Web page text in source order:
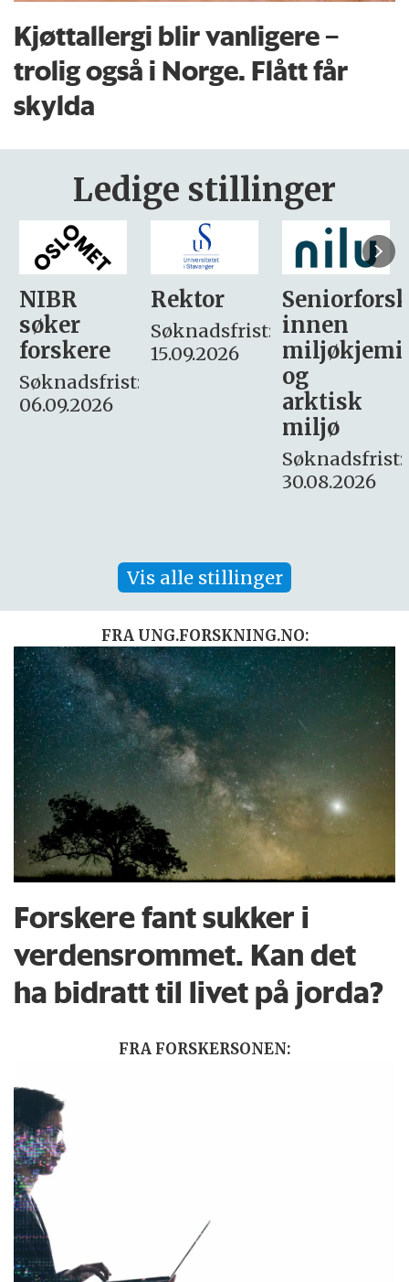
Kjøttallergi blir vanligere –
trolig også i Norge. Flått får
skylda
Ledige stillinger
Rektor
Søknadsfrist:
15.09.2026
Seniorforsker
innen
miljøkjemi
søker
– fast
Søknadsfrist:
16. august.
Vis alle stillinger
FRA UNG.FORSKNING.NO:
Forskere fant sukker i
verdensrommet. Kan det
ha bidratt til livet på jorda?
FRA FORSKERSONEN: